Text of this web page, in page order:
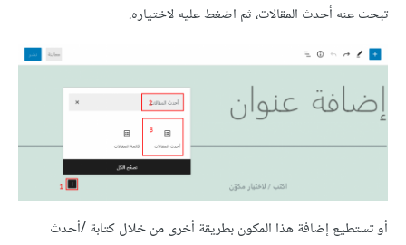
تبحث عنه أحدث المقالات، ثم اضغط عليه لاختياره.
أو تستطيع إضافة هذا المكون بطريقة أخرى من خلال كتابة /أحدث